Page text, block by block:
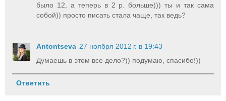
было 12, а теперь в 2 р. больше))) ты и так сама
собой)) просто писать стала чаще, так ведь?
Antontseva 27 ноября 2012 г. в 19:43
Думаешь в этом все дело?)) подумаю, спасибо!))
Ответить